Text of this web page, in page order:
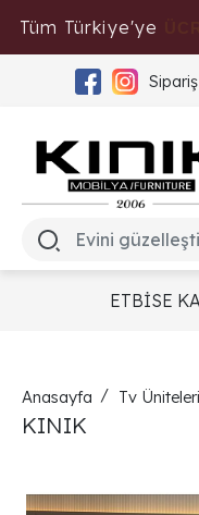
Tüm Türkiye'ye
ETBİSE
Anasayfa Tv Üniteleri
KINIK